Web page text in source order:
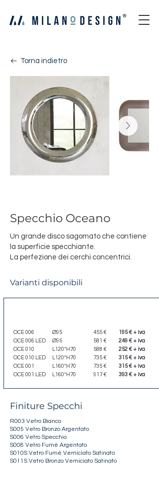
Torna indietro
Specchio Oceano
Un grande disco sagomato che contiene
la superficie specchiante.
La perfezione dei cerchi concentrici.
Varianti disponibili
OCE 006
OCE 006 LED
OCE 010
OCE 010 LED
OCE 001
OCE 001 LED
Ø95
Ø95
L120*H70
L120*H70
L160*H70
L160*H70
455 €
581 €
588 €
735 €
735 €
917 €
195 € + iva
249 € + iva
252 € + iva
315 € + iva
315 € + iva
393 € + iva
Finiture Specchi
R003 Vetro Bianco
S005 Vetro Bronzo Argentato
S006 Vetro Specchio
S008 Vetro Fumé Argentato
S010S Vetro Fumé Verniciato Satinato
S011S Vetro Bronzo Verniciato Satinato